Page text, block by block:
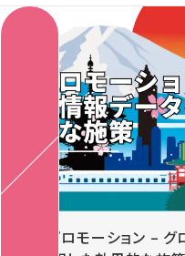
【来店者分析】位置